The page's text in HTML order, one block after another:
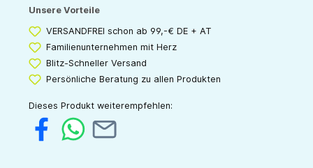
Unsere Vorteile
VERSANDFREI schon ab 99,-€ DE + AT
Familienunternehmen mit Herz
Blitz-Schneller Versand
Persönliche Beratung zu allen Produkten
Dieses Produkt weiterempfehlen: